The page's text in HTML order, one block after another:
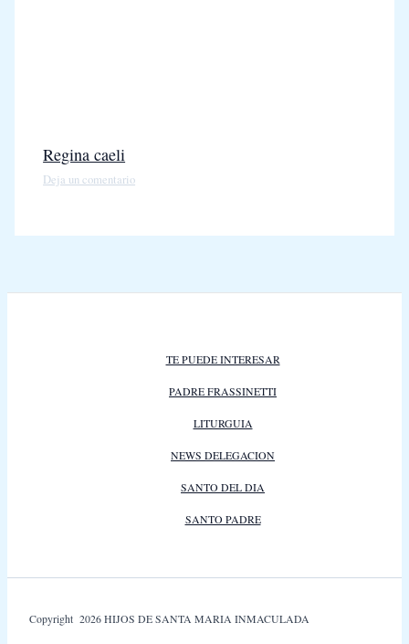
Regina caeli
Deja un comentario
TE PUEDE INTERESAR
PADRE FRASSINETTI
LITURGUIA
NEWS DELEGACION
SANTO DEL DIA
SANTO PADRE
Copyright 2026 HIJOS DE SANTA MARIA INMACULADA